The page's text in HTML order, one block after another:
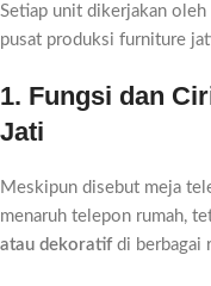
Setiap unit dikerjakan oleh
pusat produksi furniture
1. Fungsi dan
Jati
Meskipun disebut meja
menaruh telepon rumah,
atau dekoratif di berbagai